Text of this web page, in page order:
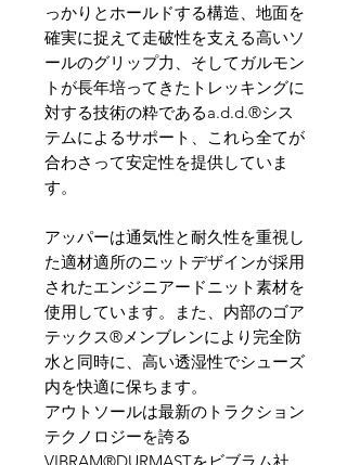
っかりとホールドする構造、地面を
確実に捉えて走破性を支える高いソ
ールのグリップ力、そしてガルモン
トが長年培ってきたトレッキングに
対する技術の粋であるa.d.d.®シス
テムによるサポート、これら全てが
合わさって安定性を提供していま
す。
アッパーは通気性と耐久性を重視し
た適材適所のニットデザインが採用
されたエンジニアードニット素材を
使用しています。また、内部のゴア
テックス®メンブレンにより完全防
水と同時に、高い透湿性でシューズ
内を快適に保ちます。
アウトソールは最新のトラクション
テクノロジーを誇る